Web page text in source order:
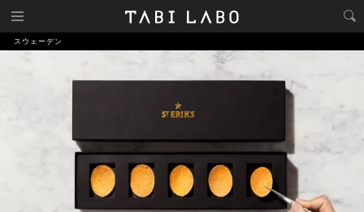
スウェーデン